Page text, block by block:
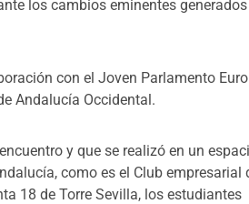
los cambios eminentes
con el Joven Parlamento
Andalucía Occidental.
y que se realizó en un
como es el Club empresarial
18 de Torre Sevilla, los estudiantes